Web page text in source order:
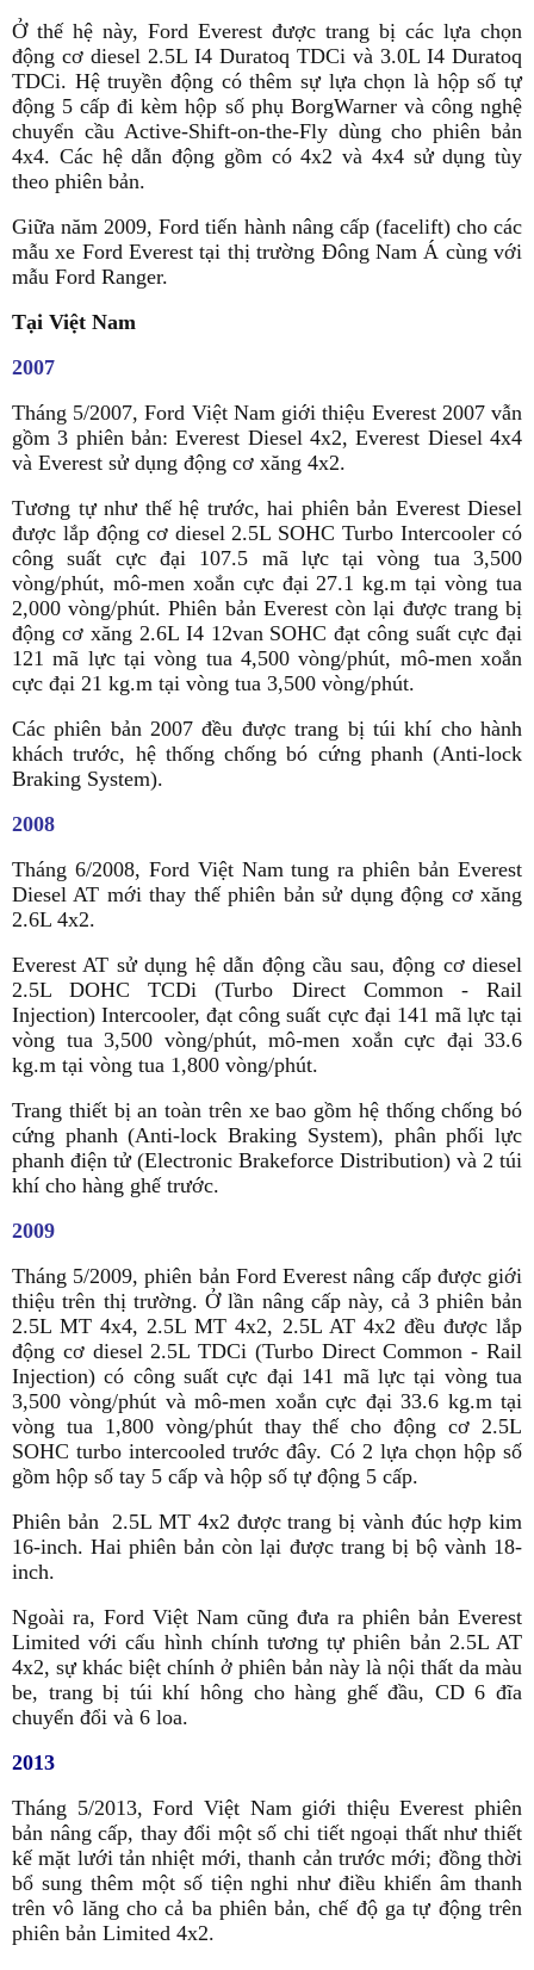
Ở thế hệ này, Ford Everest được trang bị các lựa chọn
động cơ diesel 2.5L I4 Duratoq TDCi và 3.0L I4 Duratoq
TDCi. Hệ truyền động có thêm sự lựa chọn là hộp số tự
động 5 cấp đi kèm hộp số phụ BorgWarner và công nghệ
chuyển cầu Active-Shift-on-the-Fly dùng cho phiên bản
4x4. Các hệ dẫn động gồm có 4x2 và 4x4 sử dụng tùy
theo phiên bản.
Giữa năm 2009, Ford tiến hành nâng cấp (facelift) cho các
mẫu xe Ford Everest tại thị trường Đông Nam Á cùng với
mẫu Ford Ranger.
Tại Việt Nam
2007
Tháng 5/2007, Ford Việt Nam giới thiệu Everest 2007 vẫn
gồm 3 phiên bản: Everest Diesel 4x2, Everest Diesel 4x4
và Everest sử dụng động cơ xăng 4x2.
Tương tự như thế hệ trước, hai phiên bản Everest Diesel
được lắp động cơ diesel 2.5L SOHC Turbo Intercooler có
công suất cực đại 107.5 mã lực tại vòng tua 3,500
vòng/phút, mô-men xoắn cực đại 27.1 kg.m tại vòng tua
2,000 vòng/phút. Phiên bản Everest còn lại được trang bị
động cơ xăng 2.6L I4 12van SOHC đạt công suất cực đại
121 mã lực tại vòng tua 4,500 vòng/phút, mô-men xoắn
cực đại 21 kg.m tại vòng tua 3,500 vòng/phút.
Các phiên bản 2007 đều được trang bị túi khí cho hành
khách trước, hệ thống chống bó cứng phanh (Anti-lock
Braking System).
2008
Tháng 6/2008, Ford Việt Nam tung ra phiên bản Everest
Diesel AT mới thay thế phiên bản sử dụng động cơ xăng
2.6L 4x2.
Everest AT sử dụng hệ dẫn động cầu sau, động cơ diesel
2.5L DOHC TCDi (Turbo Direct Common - Rail
Injection) Intercooler, đạt công suất cực đại 141 mã lực tại
vòng tua 3,500 vòng/phút, mô-men xoắn cực đại 33.6
kg.m tại vòng tua 1,800 vòng/phút.
Trang thiết bị an toàn trên xe bao gồm hệ thống chống bó
cứng phanh (Anti-lock Braking System), phân phối lực
phanh điện tử (Electronic Brakeforce Distribution) và 2 túi
khí cho hàng ghế trước.
2009
Tháng 5/2009, phiên bản Ford Everest nâng cấp được giới
thiệu trên thị trường. Ở lần nâng cấp này, cả 3 phiên bản
2.5L MT 4x4, 2.5L MT 4x2, 2.5L AT 4x2 đều được lắp
động cơ diesel 2.5L TDCi (Turbo Direct Common - Rail
Injection) có công suất cực đại 141 mã lực tại vòng tua
3,500 vòng/phút và mô-men xoắn cực đại 33.6 kg.m tại
vòng tua 1,800 vòng/phút thay thế cho động cơ 2.5L
SOHC turbo intercooled trước đây. Có 2 lựa chọn hộp số
gồm hộp số tay 5 cấp và hộp số tự động 5 cấp.
Phiên bản 2.5L MT 4x2 được trang bị vành đúc hợp kim
16-inch. Hai phiên bản còn lại được trang bị bộ vành 18-
inch.
Ngoài ra, Ford Việt Nam cũng đưa ra phiên bản Everest
Limited với cấu hình chính tương tự phiên bản 2.5L AT
4x2, sự khác biệt chính ở phiên bản này là nội thất da màu
be, trang bị túi khí hông cho hàng ghế đầu, CD 6 đĩa
chuyển đổi và 6 loa.
2013
Tháng 5/2013, Ford Việt Nam giới thiệu Everest phiên
bản nâng cấp, thay đổi một số chi tiết ngoại thất như thiết
kế mặt lưới tản nhiệt mới, thanh cản trước mới; đồng thời
bổ sung thêm một số tiện nghi như điều khiển âm thanh
trên vô lăng cho cả ba phiên bản, chế độ ga tự động trên
phiên bản Limited 4x2.